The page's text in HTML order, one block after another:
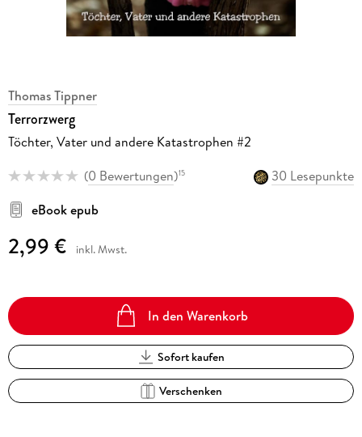
Thomas Tippner
Terrorzwerg
Töchter, Vater und andere Katastrophen #2
(0 Bewertungen)15
30 Lesepunkte
eBook epub
2,99 € inkl. Mwst.
In den Warenkorb
Sofort kaufen
Verschenken